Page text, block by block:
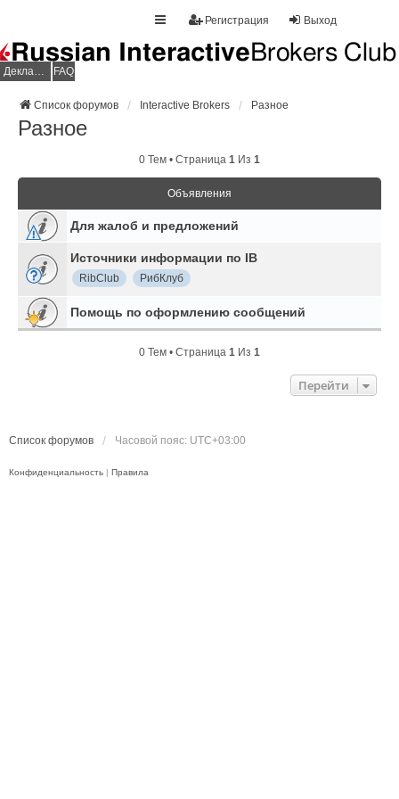
Выход
Регистрация
Декларация НДФЛ FAQ
Список форумов Interactive Brokers Разное
Разное
0 Тем • Страница 1 Из 1
Объявления
Для жалоб и предложений
Источники информации по IB
RibClub РибКлуб
Помощь по оформлению сообщений
0 Тем • Страница 1 Из 1
Перейти
Список форумов Часовой пояс: UTC+03:00
Конфиденциальность | Правила